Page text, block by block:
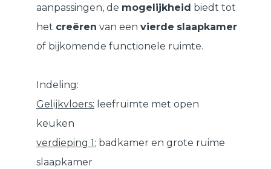
aanpassingen, de mogelijkheid biedt tot
het creëren van een vierde slaapkamer
of bijkomende functionele ruimte.
Indeling:
Gelijkvloers: leefruimte met open
keuken
verdieping 1: badkamer en grote ruime
slaapkamer